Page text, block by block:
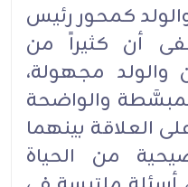
كمحور رئيس
أن كثيراً من
والولد مجهولة،
والواضحة
العلاقة بينهما
من الحياة